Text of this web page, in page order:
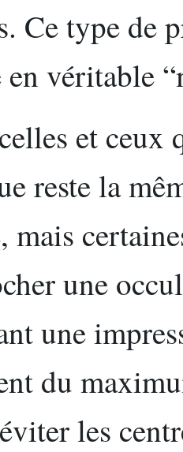
Ce type de
véritable
et ceux
reste la
mais
une
une
du
les